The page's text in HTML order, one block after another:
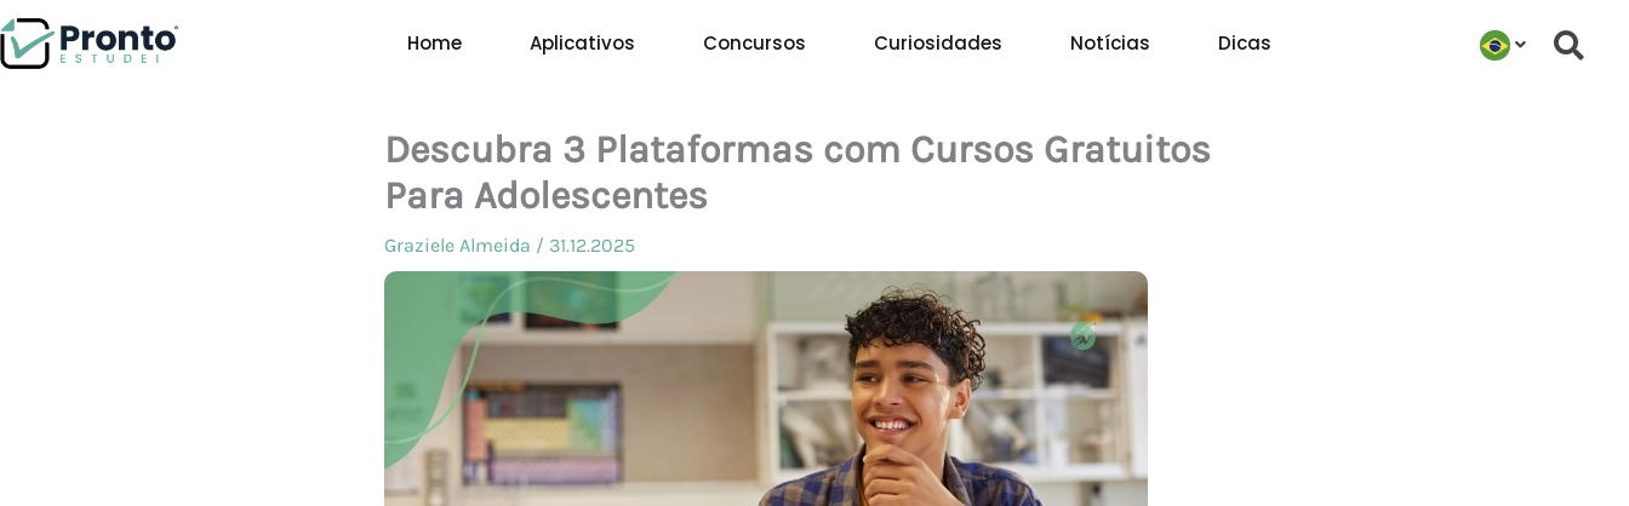
Ir
para
Home Aplicativos Concursos Curiosidades Notícias Dicas
Descubra 3 Plataformas com Cursos Gratuitos
Para Adolescentes
Graziele Almeida / 31.12.2025